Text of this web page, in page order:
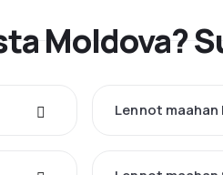
Moldova?
Lennot maahan